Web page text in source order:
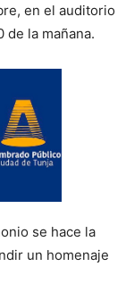
en el auditorio
de la mañana.
se hace la
un homenaje